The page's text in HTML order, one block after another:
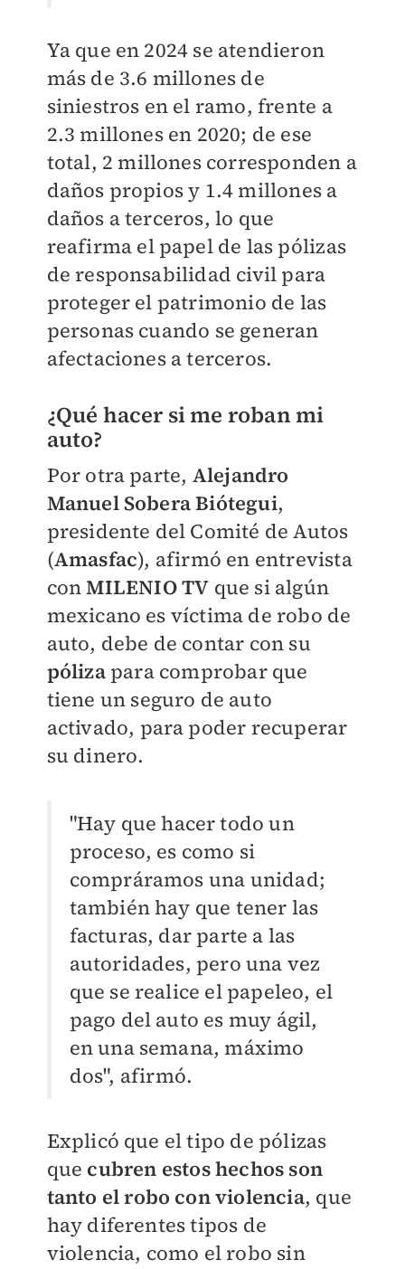
Ya que en 2024 se atendieron
más de 3.6 millones de
siniestros en el ramo, frente a
2.3 millones en 2020; de ese
total, 2 millones corresponden a
daños propios y 1.4 millones a
daños a terceros, lo que
reafirma el papel de las pólizas
de responsabilidad civil para
proteger el patrimonio de las
personas cuando se generan
afectaciones a terceros.
¿Qué hacer si me roban mi
auto?
Por otra parte, Alejandro
Manuel Sobera Biótegui,
presidente del Comité de Autos
(Amasfac), afirmó en entrevista
conMILENIO TV que si algún
mexicano es víctima de robo de
auto, debe de contar con su
póliza para comprobar que
tiene un seguro de auto
activado, para poder recuperar
su dinero.
"Hay que hacer todo un
proceso, es como si
compráramos una unidad;
también hay que tener las
facturas, dar parte a las
autoridades, pero una vez
que se realice el papeleo, el
pago del auto es muy ágil,
en una semana, máximo
dos", afirmó.
Explicó que el tipo de pólizas
que cubren estos hechos son
tanto el robo con violencia, que
hay diferentes tipos de
violencia, como el robo sin